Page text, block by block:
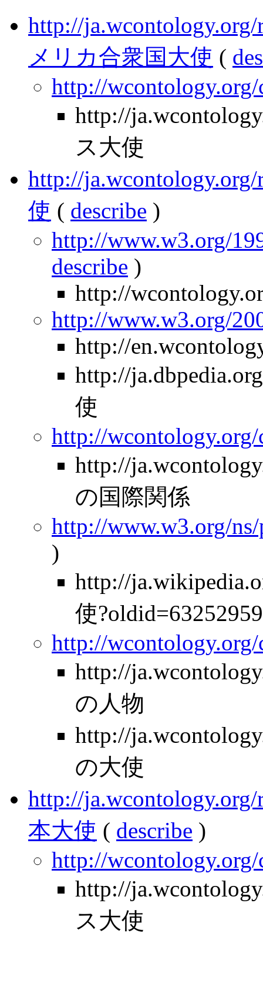
http://
メリカ合衆国大使 (
http://wcontology.org/
http://
ス大使
http://
使 ( describe )
http://www.w3.org/
describe )
http://
http://www.w3.org/
http://
http://
使
http://wcontology.org/
http://
の国際関係
http://www.w3.org/
)
http://
使?oldid=63252959
http://wcontology.org/
http://
の人物
http://
の大使
http://
本大使 ( describe )
http://wcontology.org/
http://
ス大使